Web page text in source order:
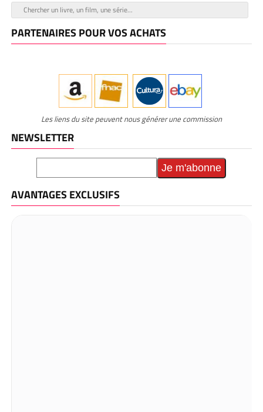
PARTENAIRES POUR VOS ACHATS
Les liens du site peuvent nous générer une commission
NEWSLETTER
AVANTAGES EXCLUSIFS